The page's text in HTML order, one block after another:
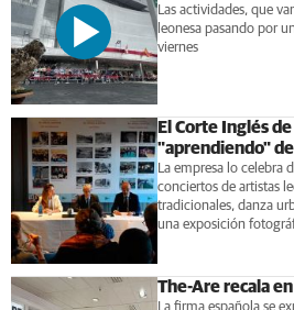
Las actividades, que
leonesa pasando por
viernes
El Corte Inglés
"aprendiendo" de
La empresa lo celebra
conciertos de artistas
tradicionales, danza
una exposición
The-Are recala